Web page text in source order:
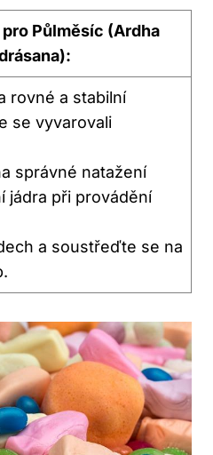
Půlměsíc (Ardha
rovné a stabilní
se vyvarovali
správné natažení
jádra při provádění
a soustřeďte se na